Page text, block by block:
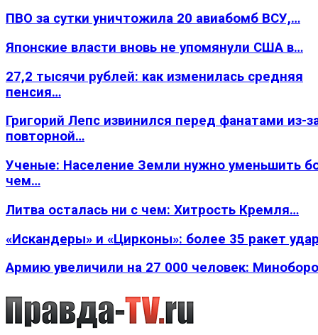
ПВО за сутки уничтожила 20 авиабомб ВСУ,…
Японские власти вновь не упомянули США в…
27,2 тысячи рублей: как изменилась средняя
пенсия…
Григорий Лепс извинился перед фанатами из-
повторной…
Ученые: Население Земли нужно уменьшить
чем…
Литва осталась ни с чем: Хитрость Кремля…
«Искандеры» и «Цирконы»: более 35 ракет
Армию увеличили на 27 000 человек: